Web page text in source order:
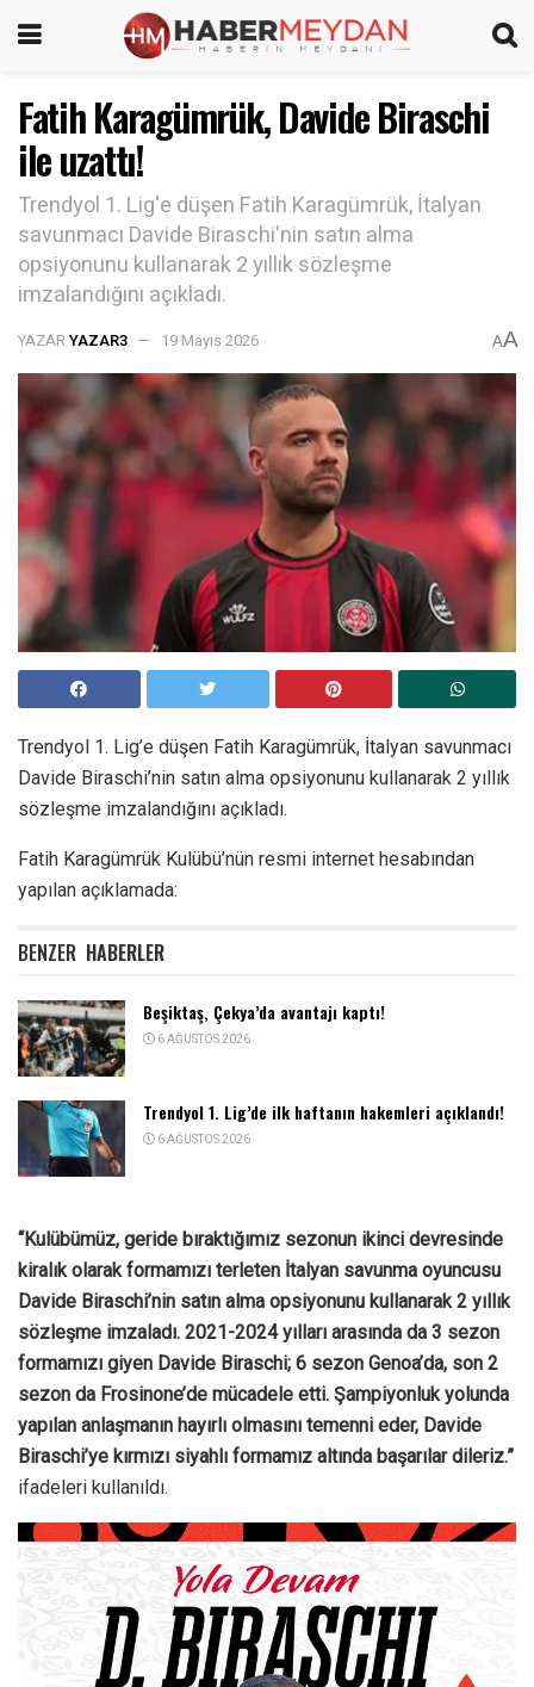
Fatih Karagümrük, Davide Biraschi
ile uzattı!
Trendyol 1. Lig'e düşen Fatih Karagümrük, İtalyan
savunmacı Davide Biraschi'nin satın alma
opsiyonunu kullanarak 2 yıllık sözleşme
imzalandığını açıkladı.
YAZAR YAZAR3 19 Mayıs 2026 AA
Trendyol 1. Lig’e düşen Fatih Karagümrük, İtalyan savunmacı
Davide Biraschi’nin satın alma opsiyonunu kullanarak 2 yıllık
sözleşme imzalandığını açıkladı.
Fatih Karagümrük Kulübü’nün resmi internet hesabından
yapılan açıklamada:
BENZER HABERLER
Beşiktaş, Çekya’da avantajı kaptı!
6 AĞUSTOS 2026
Trendyol 1. Lig’de ilk haftanın hakemleri açıklandı!
6 AĞUSTOS 2026
“Kulübümüz, geride bıraktığımız sezonun ikinci devresinde
kiralık olarak formamızı terleten İtalyan savunma oyuncusu
Davide Biraschi’nin satın alma opsiyonunu kullanarak 2 yıllık
sözleşme imzaladı. 2021-2024 yılları arasında da 3 sezon
formamızı giyen Davide Biraschi; 6 sezon Genoa’da, son 2
sezon da Frosinone’de mücadele etti. Şampiyonluk yolunda
yapılan anlaşmanın hayırlı olmasını temenni eder, Davide
Biraschi’ye kırmızı siyahlı formamız altında başarılar dileriz.”
ifadeleri kullanıldı.